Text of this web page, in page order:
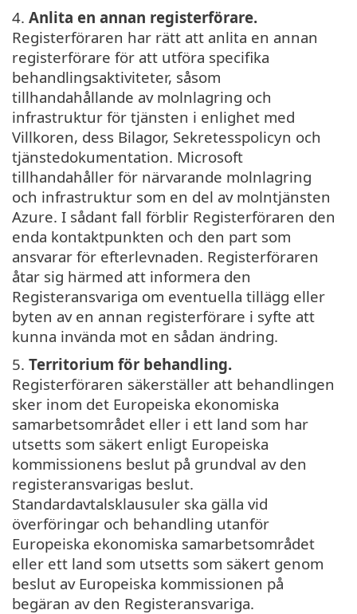
4. Anlita en annan registerförare.
Registerföraren har rätt att anlita en annan
registerförare för att utföra specifika
behandlingsaktiviteter, såsom
tillhandahållande av molnlagring och
infrastruktur för tjänsten i enlighet med
Villkoren, dess Bilagor, Sekretesspolicyn och
tjänstedokumentation. Microsoft
tillhandahåller för närvarande molnlagring
och infrastruktur som en del av molntjänsten
Azure. I sådant fall förblir Registerföraren den
enda kontaktpunkten och den part som
ansvarar för efterlevnaden. Registerföraren
åtar sig härmed att informera den
Registeransvariga om eventuella tillägg eller
byten av en annan registerförare i syfte att
kunna invända mot en sådan ändring.
5. Territorium för behandling.
Registerföraren säkerställer att behandlingen
sker inom det Europeiska ekonomiska
samarbetsområdet eller i ett land som har
utsetts som säkert enligt Europeiska
kommissionens beslut på grundval av den
registeransvarigas beslut.
Standardavtalsklausuler ska gälla vid
överföringar och behandling utanför
Europeiska ekonomiska samarbetsområdet
eller ett land som utsetts som säkert genom
beslut av Europeiska kommissionen på
begäran av den Registeransvariga.